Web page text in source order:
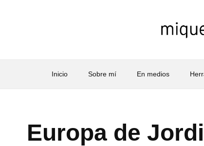
Inicio Sobre mí En medios
Europa de